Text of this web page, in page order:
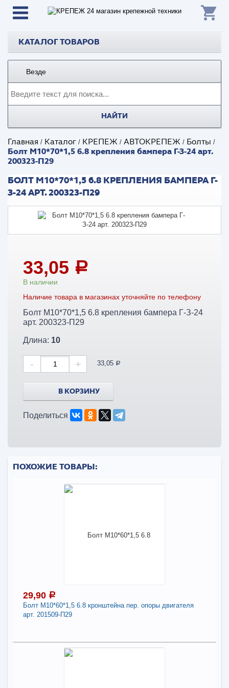
КАТАЛОГ ТОВАРОВ
Везде
НАЙТИ
Главная / Каталог / КРЕПЕЖ / АВТОКРЕПЕЖ / Болты /
Болт М10*70*1,5 6.8 крепления бампера Г-З-24 арт.
200323-П29
БОЛТ М10*70*1,5 6.8 КРЕПЛЕНИЯ БАМПЕРА Г-
З-24 АРТ. 200323-П29
33,05 a
В наличии
Наличие товара в магазинах уточняйте по телефону
Болт М10*70*1,5 6.8 крепления бампера Г-З-24
арт. 200323-П29
Длина: 10
- + 33,05 a
В КОРЗИНУ
Поделиться
ПОХОЖИЕ ТОВАРЫ:
29,90 a
Болт М10*60*1,5 6.8 кронштейна пер. опоры двигателя
арт. 201509-П29